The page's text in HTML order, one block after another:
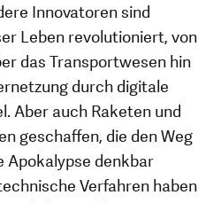
Innovatoren sind
Leben revolutioniert, von
das Transportwesen hin
durch digitale
Aber auch Raketen und
geschaffen, die den Weg
Apokalypse denkbar
Verfahren haben